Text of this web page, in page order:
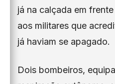
já na calçada em
aos militares que
já haviam se apagado.
Dois bombeiros,